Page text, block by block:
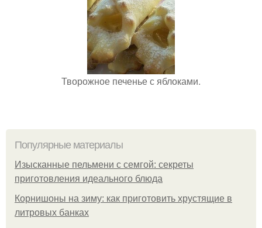
Творожное печенье с яблоками.
Популярные материалы
Изысканные пельмени с семгой: секреты
приготовления идеального блюда
Корнишоны на зиму: как приготовить хрустящие в
литровых банках